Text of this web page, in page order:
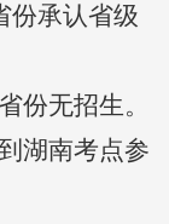
承认省级
无招生。
湖南考点参